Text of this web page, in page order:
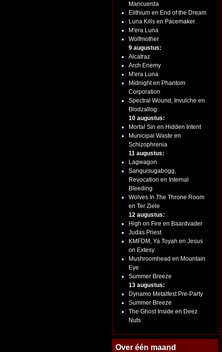
Mancuerda
Elithium en End of the Dream
Luna Kills en Pacemaker
M'era Luna
Wolfmother
9 augustus:
Alcatraz
Arch Enemy
M'era Luna
Midnight en Phantom
Corporation
Spectral Wound, Invulche en
Blodzallog
10 augustus:
Mortal Sin en Hidden Intent
Municipal Waste en
Schizophrenia
11 augustus:
Lagwagon
Sanguisugabogg,
Revocation en Internal
Bleeding
Wolves In The Throne Room
en Ter Ziele
12 augustus:
High on Fire en Baardvader
Judas Priest
KMFDM, Ya Toyah en Jesus
on Extesy
Mushroomhead en Mountain
Eye
Summer Breeze
13 augustus:
Dynamo Metalfest Pre-Party
Summer Breeze
The Ghost Inside en Deez
Nuts
Over één maand